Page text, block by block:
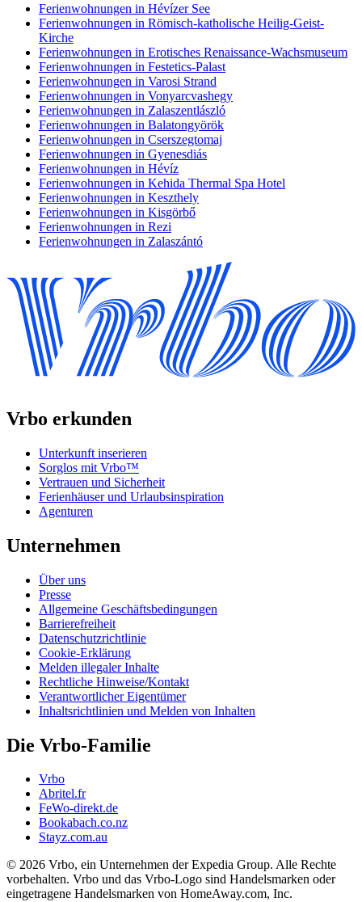
Ferienwohnungen in Hévízer See
Ferienwohnungen in Römisch-katholische Heilig-Geist-
Kirche
Ferienwohnungen in Erotisches Renaissance-Wachsmuseum
Ferienwohnungen in Festetics-Palast
Ferienwohnungen in Varosi Strand
Ferienwohnungen in Vonyarcvashegy
Ferienwohnungen in Zalaszentlászló
Ferienwohnungen in Balatongyörök
Ferienwohnungen in Cserszegtomaj
Ferienwohnungen in Gyenesdiás
Ferienwohnungen in Hévíz
Ferienwohnungen in Kehida Thermal Spa Hotel
Ferienwohnungen in Keszthely
Ferienwohnungen in Kisgörbő
Ferienwohnungen in Rezi
Ferienwohnungen in Zalaszántó
Vrbo erkunden
Unterkunft inserieren
Sorglos mit Vrbo™
Vertrauen und Sicherheit
Ferienhäuser und Urlaubsinspiration
Agenturen
Unternehmen
Über uns
Presse
Allgemeine Geschäftsbedingungen
Barrierefreiheit
Datenschutzrichtlinie
Cookie-Erklärung
Melden illegaler Inhalte
Rechtliche Hinweise/Kontakt
Verantwortlicher Eigentümer
Inhaltsrichtlinien und Melden von Inhalten
Die Vrbo-Familie
Vrbo
Abritel.fr
FeWo-direkt.de
Bookabach.co.nz
Stayz.com.au
© 2026 Vrbo, ein Unternehmen der Expedia Group. Alle Rechte
vorbehalten. Vrbo und das Vrbo-Logo sind Handelsmarken oder
eingetragene Handelsmarken von HomeAway.com, Inc.